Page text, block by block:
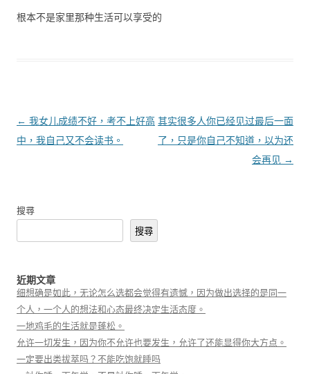
根本不是家里那种生活可以享受的
文章導覽
← 我女儿成绩不好，考不上好高
中，我自己又不会读书。
其实很多人你已经见过最后一面
了，只是你自己不知道，以为还
会再见 →
搜尋
搜尋
近期文章
细想确是如此，无论怎么选都会觉得有遗憾，因为做出选择的是同一
个人，一个人的想法和心态最终决定生活态度。
一地鸡毛的生活就是蓬松。
允许一切发生，因为你不允许也要发生，允许了还能显得你大方点。
一定要出类拔萃吗？不能吃饱就睡吗